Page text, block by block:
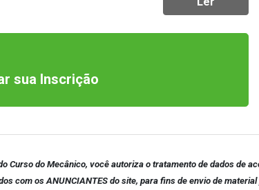
sua Inscrição
do Mecânico, você autoriza o tratamento de dados de
com os ANUNCIANTES do site, para fins de envio de